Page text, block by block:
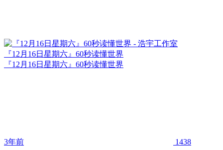
『12月16日星期六』60秒读懂世界
『12月16日星期六』60秒读懂世界
3年前 1438